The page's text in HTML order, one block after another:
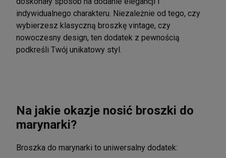
indywidualnego charakteru. Niezależnie od tego, czy
wybierzesz klasyczną broszkę vintage, czy
nowoczesny design, ten dodatek z pewnością
podkreśli Twój unikatowy styl.
Na jakie okazje nosić broszki do
marynarki?
Broszka do marynarki to uniwersalny dodatek: